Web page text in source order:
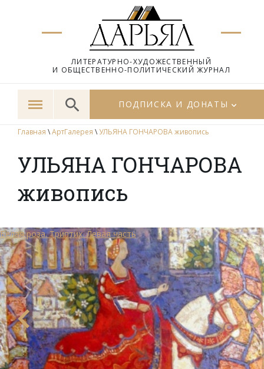
ЛИТЕРАТУРНО-ХУДОЖЕСТВЕННЫЙ
И ОБЩЕСТВЕННО-ПОЛИТИЧЕСКИЙ ЖУРНАЛ
ПОДПИСКА И ДОНАТЫ
Главная \АртГалерея \УЛЬЯНА ГОНЧАРОВА живопись
УЛЬЯНА ГОНЧАРОВА
живопись
Белая роза. Триптих. Левая часть